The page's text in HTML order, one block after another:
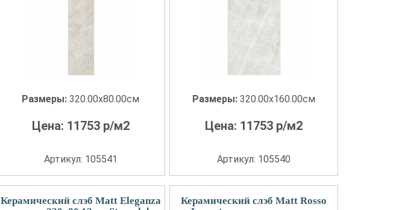
Размеры:320.00x80.00см
Цена: 11753р/м2
Артикул: 105541
Размеры:320.00x160.00см
Цена: 11753 р/м2
Артикул: 105540
Керамический слэб Matt Eleganza
Керамический слэб Matt Rosso